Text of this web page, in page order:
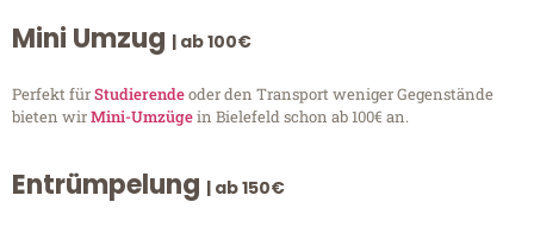
Mini Umzug | ab 100€
Perfekt fürStudierendeoder den Transport weniger Gegenstände
bieten wirMini-Umzügein Bielefeld schon ab 100€ an.
Entrümpelung | ab 150€